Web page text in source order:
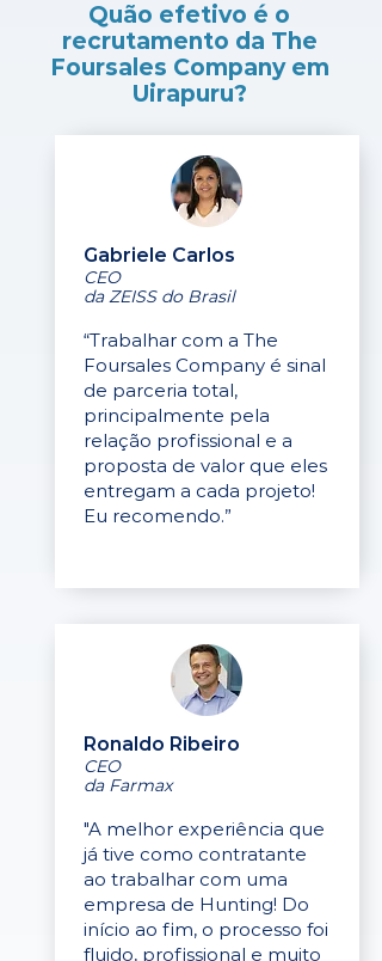
Quão efetivo é o
recrutamento da The
Foursales Company em
Uirapuru?
Gabriele Carlos
CEO
da ZEISS do Brasil
“Trabalhar com a The
Foursales Company é sinal
de parceria total,
principalmente pela
relação profissional e a
proposta de valor que eles
entregam a cada projeto!
Eu recomendo.”
Ronaldo Ribeiro
CEO
da Farmax
"A melhor experiência que
já tive como contratante
ao trabalhar com uma
empresa de Hunting! Do
início ao fim, o processo foi
fluido, profissional e muito